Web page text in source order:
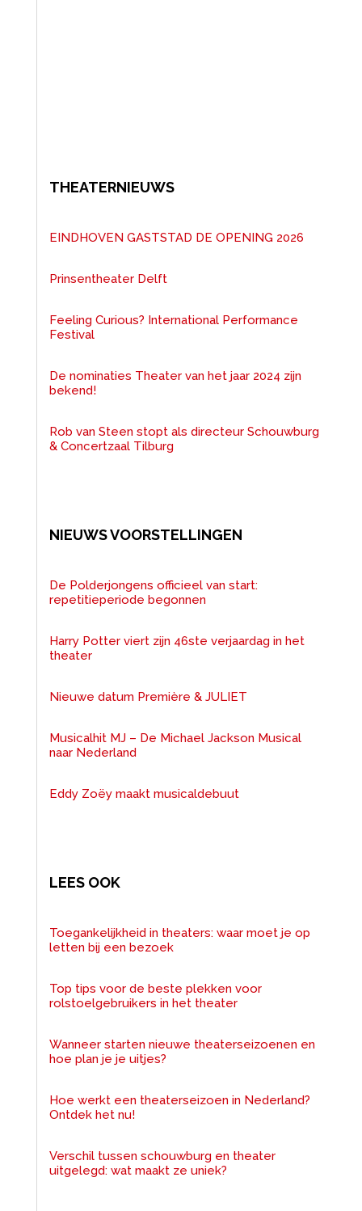
THEATERNIEUWS
EINDHOVEN GASTSTAD DE OPENING 2026
Prinsentheater Delft
Feeling Curious? International Performance
Festival
De nominaties Theater van het jaar 2024 zijn
bekend!
Rob van Steen stopt als directeur Schouwburg
& Concertzaal Tilburg
NIEUWS VOORSTELLINGEN
De Polderjongens officieel van start:
repetitieperiode begonnen
Harry Potter viert zijn 46ste verjaardag in het
theater
Nieuwe datum Première & JULIET
Musicalhit MJ – De Michael Jackson Musical
naar Nederland
Eddy Zoëy maakt musicaldebuut
LEES OOK
Toegankelijkheid in theaters: waar moet je op
letten bij een bezoek
Top tips voor de beste plekken voor
rolstoelgebruikers in het theater
Wanneer starten nieuwe theaterseizoenen en
hoe plan je je uitjes?
Hoe werkt een theaterseizoen in Nederland?
Ontdek het nu!
Verschil tussen schouwburg en theater
uitgelegd: wat maakt ze uniek?